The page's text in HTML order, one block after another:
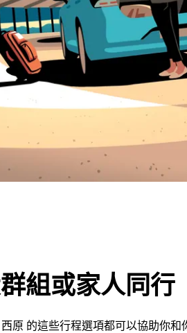
組或家人同行
原 的這些行程選項都可以協助你和